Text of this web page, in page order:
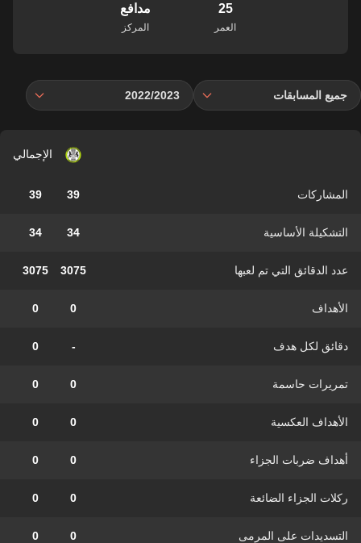
25
العمر
مدافع
المركز
جميع المسابقات 2022/2023
الإجمالي
المشاركات 39
39
التشكيلة الأساسية 34
34
عدد الدقائق التي تم لعبها 3075
3075
الأهداف 0
0
دقائق لكل هدف -
0
تمريرات حاسمة 0
0
الأهداف العكسية 0
0
أهداف ضربات الجزاء 0
0
ركلات الجزاء الضائعة 0
0
التسديدات على المرمى 0
0